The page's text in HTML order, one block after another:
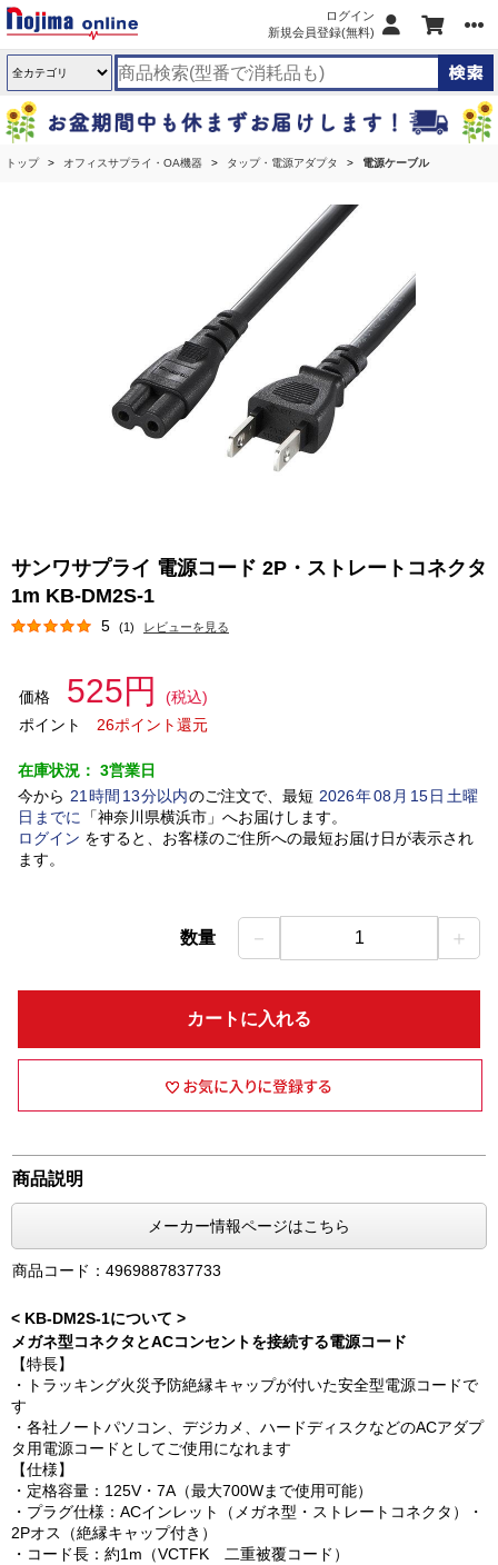
ログイン
新規会員登録(無料)
トップ オフィスサプライ・OA機器 タップ・電源アダプタ 電源ケーブル
サンワサプライ 電源コード 2P・ストレートコネクタ
1m KB-DM2S-1
5 (1) レビューを見る
価格 525円
(税込)
ポイント
26ポイント還元
在庫状況： 3営業日
今から 21 時間 13分以内のご注文で、最短 2026年08 月 15日土曜
日 までに 「神奈川県横浜市」 へお届けします。
ログイン をすると、お客様のご住所への最短お届け日が表示され
ます。
数量 － 1 ＋
カートに入れる
商品説明
メーカー情報ページはこちら
商品コード：4969887837733
< KB-DM2S-1について >
メガネ型コネクタとACコンセントを接続する電源コード
【特長】
・トラッキング火災予防絶縁キャップが付いた安全型電源コードで
す
・各社ノートパソコン、デジカメ、ハードディスクなどのACアダプ
タ用電源コードとしてご使用になれます
【仕様】
・定格容量：125V・7A（最大700Wまで使用可能）
・プラグ仕様：ACインレット（メガネ型・ストレートコネクタ）・
2Pオス（絶縁キャップ付き）
・コード長：約1m（VCTFK 二重被覆コード）